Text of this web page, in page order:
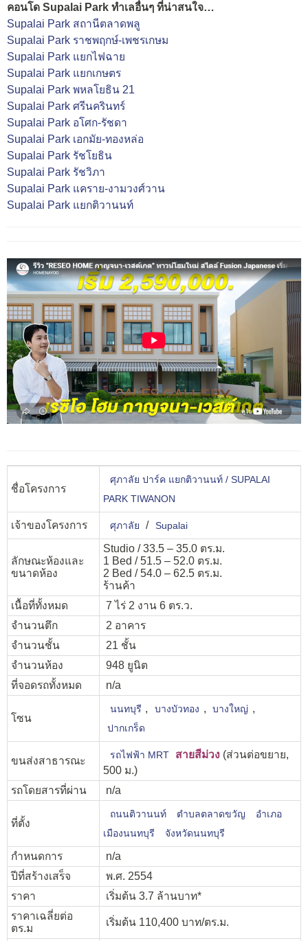
คอนโด Supalai Park ทำเลอื่นๆ ที่น่าสนใจ…
Supalai Park สถานีตลาดพลู
Supalai Park ราชพฤกษ์-เพชรเกษม
Supalai Park แยกไฟฉาย
Supalai Park แยกเกษตร
Supalai Park พหลโยธิน 21
Supalai Park ศรีนครินทร์
Supalai Park อโศก-รัชดา
Supalai Park เอกมัย-ทองหล่อ
Supalai Park รัชโยธิน
Supalai Park รัชวิภา
Supalai Park แคราย-งามวงศ์วาน
Supalai Park แยกติวานนท์
ชื่อโครงการ
ศุภาลัย ปาร์ค แยกติวานนท์ / SUPALAI
PARK TIWANON
เจ้าของโครงการ ศุภาลัย / Supalai
ลักษณะห้องและ
ขนาดห้อง
Studio / 33.5 – 35.0 ตร.ม.
1 Bed / 51.5 – 52.0 ตร.ม.
2 Bed / 54.0 – 62.5 ตร.ม.
ร้านค้า
เนื้อที่ทั้งหมด
7 ไร่ 2 งาน 6 ตร.ว.
จำนวนตึก
2 อาคาร
จำนวนชั้น
21 ชั้น
จำนวนห้อง
948 ยูนิต
ที่จอดรถทั้งหมด
n/a
โซน
นนทบุรี , บางบัวทอง , บางใหญ่ ,
ปากเกร็ด
ขนส่งสาธารณะ รถไฟฟ้า MRT สายสีม่วง (ส่วนต่อขยาย,
500 ม.)
รถโดยสารที่ผ่าน
n/a
ที่ตั้ง
ถนนติวานนท์ ตำบลตลาดขวัญ
อำเภอ
เมืองนนทบุรี
จังหวัดนนทบุรี
กำหนดการ
n/a
ปีที่สร้างเสร็จ
พ.ศ. 2554
ราคา
เริ่มต้น 3.7 ล้านบาท*
ราคาเฉลี่ยต่อ
ตร.ม
เริ่มต้น 110,400 บาท/ตร.ม.